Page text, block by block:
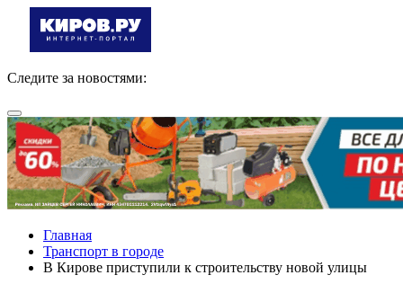
Следите за новостями:
Главная
Транспорт в городе
В Кирове приступили к строительству новой улицы